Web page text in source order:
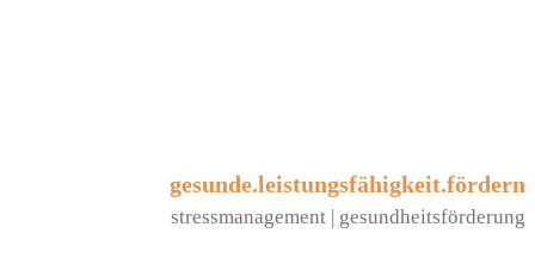
gesunde.leistungsfähigkeit.fördern
stressmanagement | gesundheitsförderung